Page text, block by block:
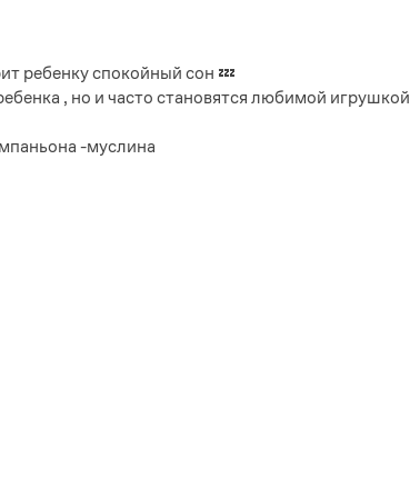
ребенку спокойный сон 💤
, но и часто становятся любимой игрушкой
-муслина